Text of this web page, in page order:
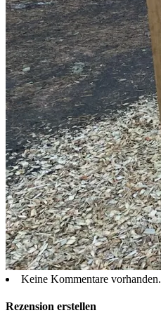
Keine Kommentare vorhanden.
Rezension erstellen